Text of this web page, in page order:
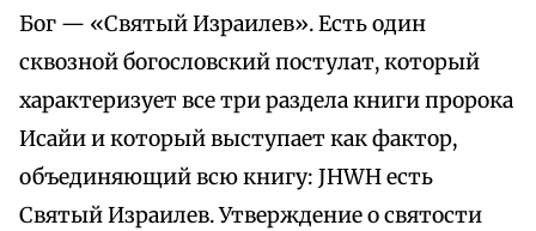
Бог — «Святый Израилев». Есть один
сквозной богословский постулат, который
характеризует все три раздела книги пророка
Исайи и который выступает как фактор,
объединяющий всю книгу: JHWH есть
Святый Израилев. Утверждение о святости